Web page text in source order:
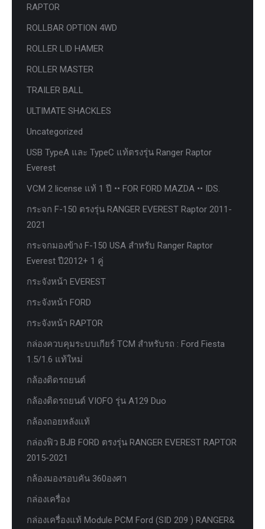
RAPTOR
ROLLBAR OPTION 4WD
ROLLER LID HAMER
ROLLER MASTER
TRAILER BALL
ULTIMATE SHACKLES
Uncategorized
USB TypeA และ TypeC แท้ตรงรุ่น Ranger Raptor
Everest
VCM 2 license แท้ 1 ปี •• FOR FORD MAZDA •• IDS.
กระจก F-150 ตรงรุ่น RANGER EVEREST Raptor 2011-
2021
กระจกมองข้าง F-150 USA สำหรับ Ranger Raptor
Everest ปี2012+ 1 คู่
กระจังหน้า EVEREST
กระจังหน้า FORD
กระจังหน้า RAPTOR
กล่องควบคุมระบบเกียร์ TCM สำหรับรถ : Ford Fiesta
1.5/1.6 แท้ใหม่
กล้องติดรถยนต์
กล้องติดรถยนต์ VIOFO รุ่น A129 Duo
กล้องถอยหลังแท้
กล่องฟิว BJB FORD ตรงรุ่น RANGER EVEREST RAPTOR
2015-2021
กล้องมองรอบคัน 360องศา
กล่องเครื่อง
กล่องเครื่องแท้ Module PCM Ford (SID 209 ) RANGER&